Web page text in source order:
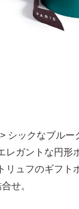
シックなブルー
レガントな円形
リュフのギフト
せ。